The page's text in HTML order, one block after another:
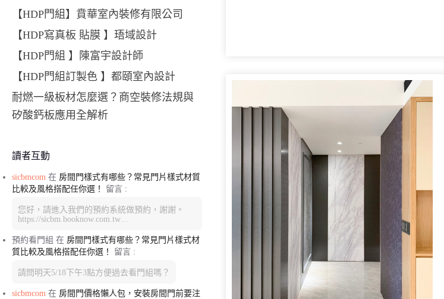
【HDP門組】賁華室內裝修有限公司
【HDP寫真板 貼膜 】珸域設計
【HDP門組 】陳富宇設計師
【HDP門組訂製色 】都頤室內設計
耐燃一級板材怎麼選？商空裝修法規與
矽酸鈣板應用全解析
讀者互動
sicbmcom 在 房間門樣式有哪些？常見門片樣式材質
比較及風格搭配任你選！
留言 :
您好，請進入我們的預約系統做預約，謝謝。
https://sicbm.booknow.com.tw…
預約看門組 在 房間門樣式有哪些？常見門片樣式材
質比較及風格搭配任你選！
留言 :
請問明天5/18下午3點方便過去看門組嗎？
sicbmcom 在 房間門價格懶人包，安裝房間門前要注